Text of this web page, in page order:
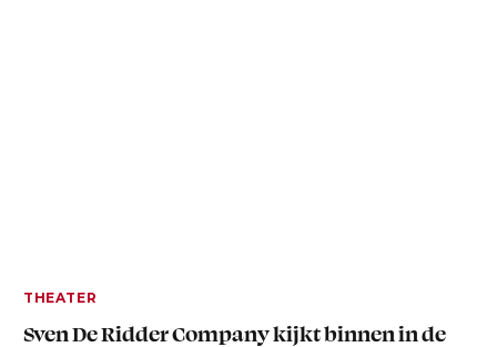
THEATER
Sven De Ridder Company kijkt binnen in de